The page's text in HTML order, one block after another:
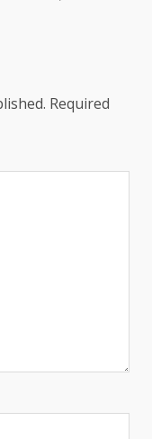
Required